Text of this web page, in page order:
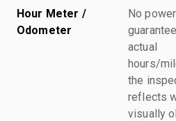
Hour Meter /
Odometer
No
actual
hours/
the
reflects
visually